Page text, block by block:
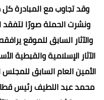
وقد تجاوب مع المبادرة
ونشرت الحملة صورًا لتفقد
والآثار السابق للموقع
الآثار الإسلامية
الأمين العام السابق للمجلس
محمد عبد اللطيف رئيس قطاع